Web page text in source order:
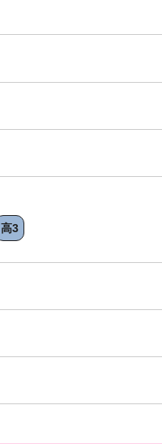
高3